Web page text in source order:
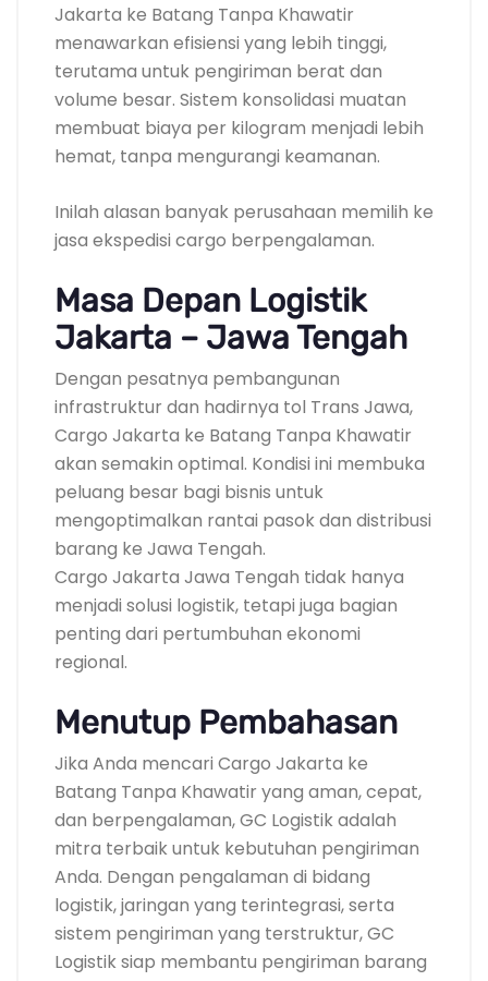
Jakarta ke Batang Tanpa Khawatir
menawarkan efisiensi yang lebih tinggi,
terutama untuk pengiriman berat dan
volume besar. Sistem konsolidasi muatan
membuat biaya per kilogram menjadi lebih
hemat, tanpa mengurangi keamanan.
Inilah alasan banyak perusahaan memilih ke
jasa ekspedisi cargo berpengalaman.
Masa Depan Logistik
Jakarta – Jawa Tengah
Dengan pesatnya pembangunan
infrastruktur dan hadirnya tol Trans Jawa,
Cargo Jakarta ke Batang Tanpa Khawatir
akan semakin optimal. Kondisi ini membuka
peluang besar bagi bisnis untuk
mengoptimalkan rantai pasok dan distribusi
barang ke Jawa Tengah.
Cargo Jakarta Jawa Tengah tidak hanya
menjadi solusi logistik, tetapi juga bagian
penting dari pertumbuhan ekonomi
regional.
Menutup Pembahasan
Jika Anda mencari Cargo Jakarta ke
Batang Tanpa Khawatir yang aman, cepat,
dan berpengalaman, GC Logistik adalah
mitra terbaik untuk kebutuhan pengiriman
Anda. Dengan pengalaman di bidang
logistik, jaringan yang terintegrasi, serta
sistem pengiriman yang terstruktur, GC
Logistik siap membantu pengiriman barang